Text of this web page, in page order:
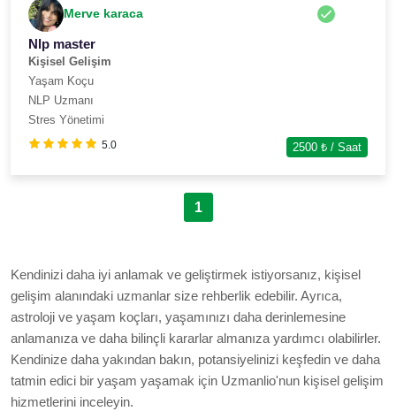
Merve karaca
Nlp master
Kişisel Gelişim
Yaşam Koçu
NLP Uzmanı
Stres Yönetimi
5.0 2500 ₺ / Saat
1
Kendinizi daha iyi anlamak ve geliştirmek istiyorsanız, kişisel
gelişim alanındaki uzmanlar size rehberlik edebilir. Ayrıca,
astroloji ve yaşam koçları, yaşamınızı daha derinlemesine
anlamanıza ve daha bilinçli kararlar almanıza yardımcı olabilirler.
Kendinize daha yakından bakın, potansiyelinizi keşfedin ve daha
tatmin edici bir yaşam yaşamak için Uzmanlio'nun kişisel gelişim
hizmetlerini inceleyin.